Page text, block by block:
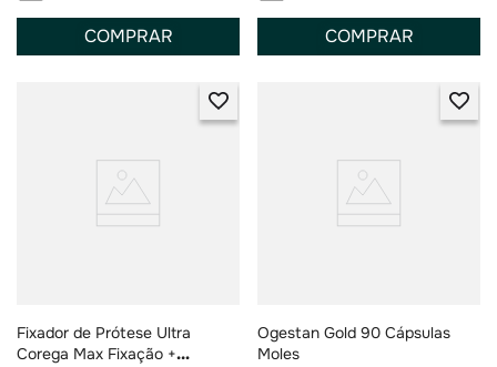
COMPRAR COMPRAR
Fixador de Prótese Ultra
Corega Max Fixação +
Ogestan Gold 90 Cápsulas
Moles